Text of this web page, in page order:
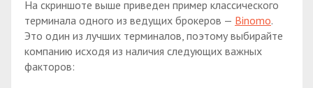
На скриншоте выше приведен пример классического
терминала одного из ведущих брокеров — Binomo.
Это один из лучших терминалов, поэтому выбирайте
компанию исходя из наличия следующих важных
факторов: